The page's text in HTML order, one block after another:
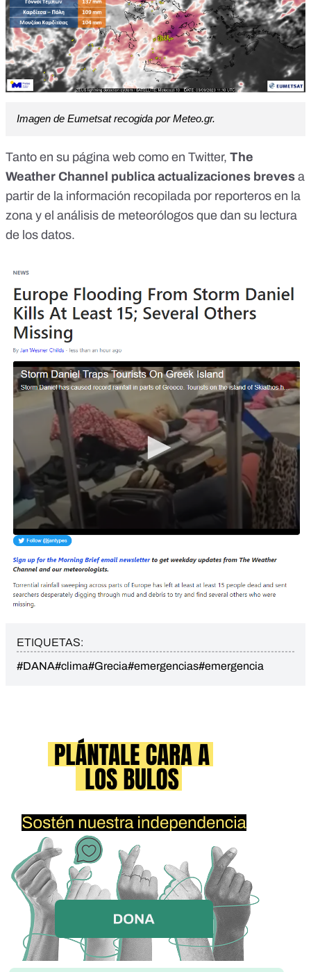
Imagen de Eumetsat recogida por Meteo.gr.
Tanto en su página web como en Twitter, The
Weather Channel publica actualizaciones breves a
partir de la información recopilada por reporteros en la
zona y el análisis de meteorólogos que dan su lectura
de los datos.
ETIQUETAS:
#DANA#clima#Grecia#emergencias#emergencia